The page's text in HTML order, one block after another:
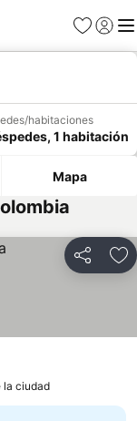
Favoritos
Iniciar
habitaciones
1 habitación
Mapa
Compartir
la ciudad